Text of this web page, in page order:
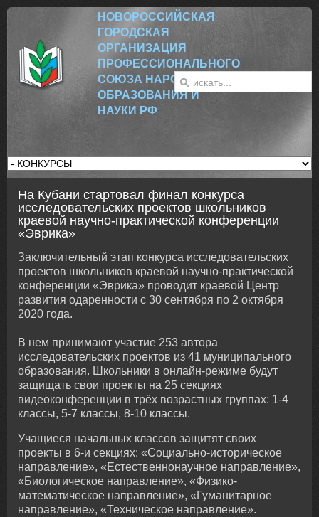
НОВОРОССИЙСКАЯ
ГОРОДСКАЯ
ОРГАНИЗАЦИЯ
ПРОФЕССИОНАЛЬНОГО
СОЮЗА НАРОДНОГО
ОБРАЗОВАНИЯ И
НАУКИ РФ
На Кубани стартовал финал конкурса
исследовательских проектов школьников
краевой научно-практической конференции
«Эврика»
Заключительный этап конкурса исследовательских
проектов школьников краевой научно-практической
конференции «Эврика» проводит краевой Центр
развития одаренности с 30 сентября по 2 октября
2020 года.
В нем принимают участие 253 автора
исследовательских проектов из 41 муниципального
образования. Школьники в онлайн-режиме будут
защищать свои проекты на 25 секциях
видеоконференции в трёх возрастных группах: 1-4
классы, 5-7 классы, 8-10 классы.
Учащиеся начальных классов защитят своих
проекты в 6-и секциях: «Социально-историческое
направление», «Естественнонаучное направление»,
«Биологическое направление», «Физико-
математическое направление», «Гуманитарное
направление», «Техническое направление».